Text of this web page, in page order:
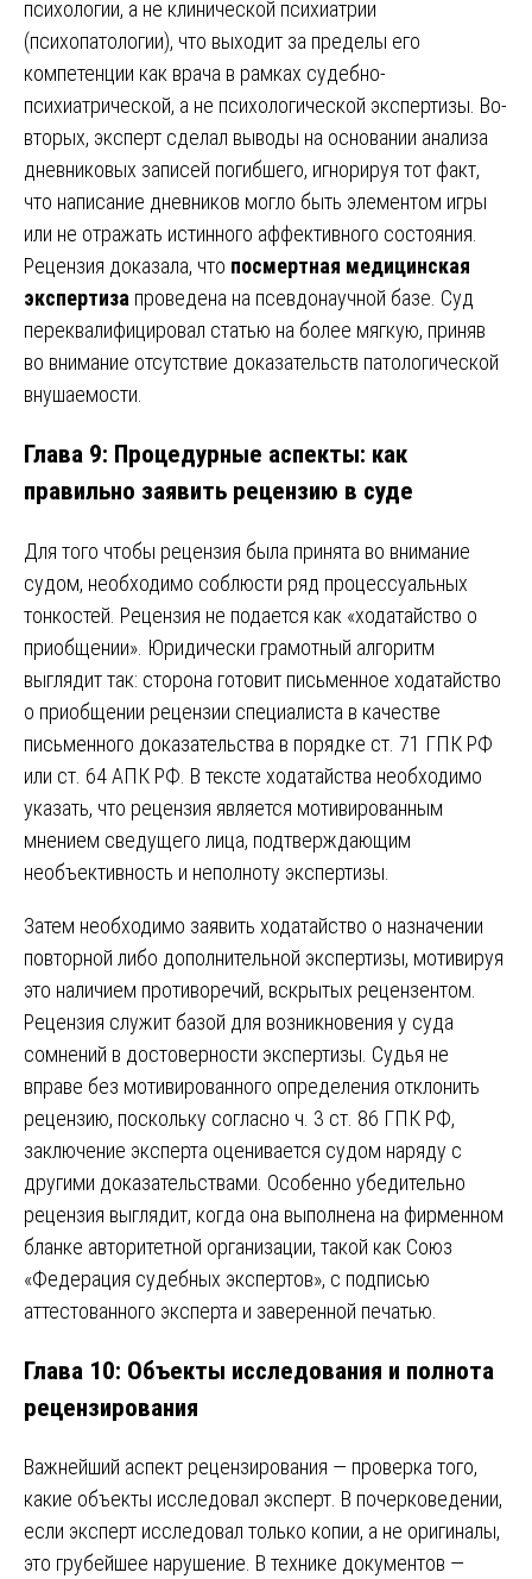
психологии, а не клинической психиатрии
(психопатологии), что выходит за пределы его
компетенции как врача в рамках судебно-
психиатрической, а не психологической экспертизы. Во-
вторых, эксперт сделал выводы на основании анализа
дневниковых записей погибшего, игнорируя тот факт,
что написание дневников могло быть элементом игры
или не отражать истинного аффективного состояния.
Рецензия доказала, что посмертная медицинская
экспертиза проведена на псевдонаучной базе. Суд
переквалифицировал статью на более мягкую, приняв
во внимание отсутствие доказательств патологической
внушаемости.
Глава 9: Процедурные аспекты: как
правильно заявить рецензию в суде
Для того чтобы рецензия была принята во внимание
судом, необходимо соблюсти ряд процессуальных
тонкостей. Рецензия не подается как «ходатайство о
приобщении». Юридически грамотный алгоритм
выглядит так: сторона готовит письменное ходатайство
о приобщении рецензии специалиста в качестве
письменного доказательства в порядке ст. 71 ГПК РФ
или ст. 64 АПК РФ. В тексте ходатайства необходимо
указать, что рецензия является мотивированным
мнением сведущего лица, подтверждающим
необъективность и неполноту экспертизы.
Затем необходимо заявить ходатайство о назначении
повторной либо дополнительной экспертизы, мотивируя
это наличием противоречий, вскрытых рецензентом.
Рецензия служит базой для возникновения у суда
сомнений в достоверности экспертизы. Судья не
вправе без мотивированного определения отклонить
рецензию, поскольку согласно ч. 3 ст. 86 ГПК РФ,
заключение эксперта оценивается судом наряду с
другими доказательствами. Особенно убедительно
рецензия выглядит, когда она выполнена на фирменном
бланке авторитетной организации, такой как Союз
«Федерация судебных экспертов», с подписью
аттестованного эксперта и заверенной печатью.
Глава 10: Объекты исследования и полнота
рецензирования
Важнейший аспект рецензирования — проверка того,
какие объекты исследовал эксперт. В почерковедении,
если эксперт исследовал только копии, а не оригиналы,
это грубейшее нарушение. В технике документов —